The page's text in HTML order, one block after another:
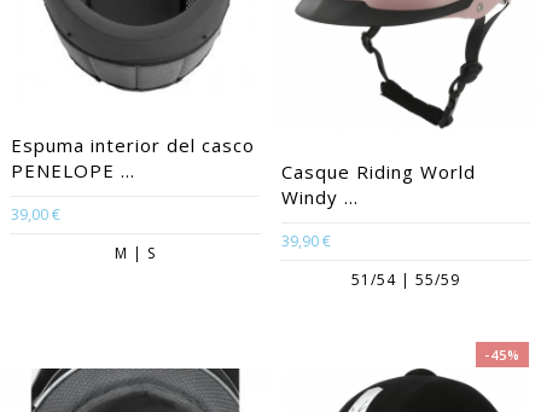
Espuma interior del casco
PENELOPE ...
39,00 €
M | S
Casque Riding World
Windy ...
39,90 €
51/54 | 55/59
-45%